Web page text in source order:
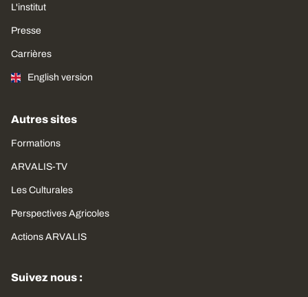
L'institut
Presse
Carrières
English version
Autres sites
Formations
ARVALIS-TV
Les Culturales
Perspectives Agricoles
Actions ARVALIS
Suivez nous :